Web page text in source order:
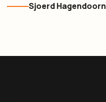
Sjoerd Hagendoorn